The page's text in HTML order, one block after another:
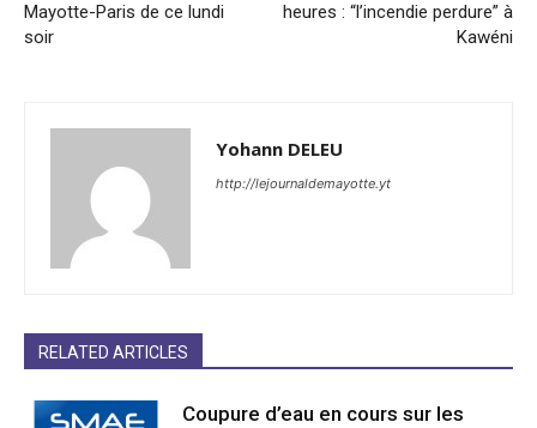
Mayotte-Paris de ce lundi
soir
heures : “l’incendie perdure” à
Kawéni
Yohann DELEU
http://lejournaldemayotte.yt
RELATED ARTICLES
Coupure d’eau en cours sur les